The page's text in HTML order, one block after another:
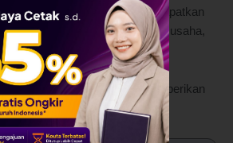
berbagi manfaat dan mendapatkan
membutuhkan waktu dan usaha,
buku Anda dapat memberikan
orang!